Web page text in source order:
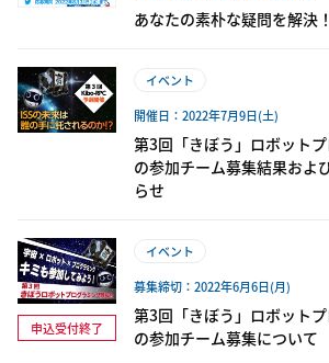
あなたの素朴な疑問を解決
イベント
開催日：2022年7月9日(土)
第3回「きぼう」ロボット
の参加チーム募集結果およ
らせ
申込受付終了
イベント
募集締切：2022年6月6日(月)
第3回「きぼう」ロボット
の参加チーム募集について